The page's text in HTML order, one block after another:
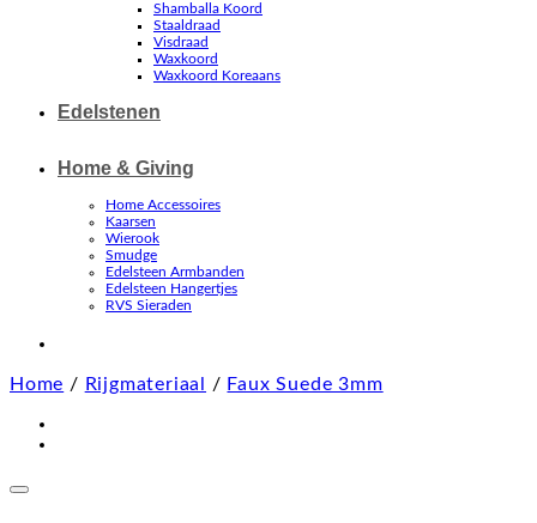
Shamballa Koord
Staaldraad
Visdraad
Waxkoord
Waxkoord Koreaans
Edelstenen
Home & Giving
Home Accessoires
Kaarsen
Wierook
Smudge
Edelsteen Armbanden
Edelsteen Hangertjes
RVS Sieraden
Home / Rijgmateriaal / Faux Suede 3mm